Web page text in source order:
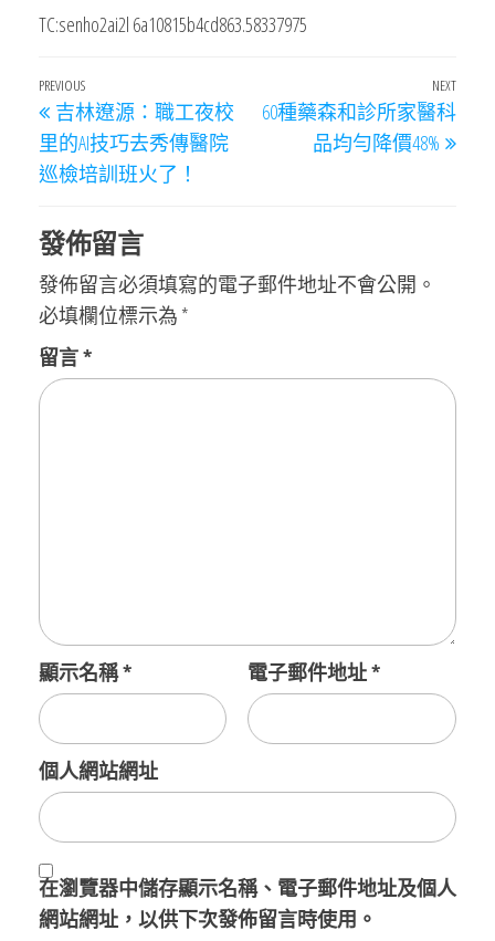
TC:senho2ai2l 6a10815b4cd863.58337975
文
章
導
Previous
Post
PREVIOUS
吉林遼源：職工夜校
里的AI技巧去秀傳醫院
巡檢培訓班火了！
Next
Post
NEXT
60種藥森和診所家醫科
品均勻降價48%
發佈留言
發佈留言必須填寫的電子郵件地址不會公開。
必填欄位標示為 *
留言*
顯示名稱* 電子郵件地址*
個人網站網址
在瀏覽器中儲存顯示名稱、電子郵件地址及個人
網站網址，以供下次發佈留言時使用。